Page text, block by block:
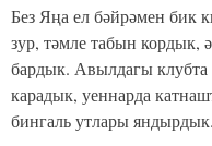
Без Яңа ел бәйрәмен
зур, тәмле табын кордык,
бардык. Авылдагы
карадык, уеннарда
бингаль утлары